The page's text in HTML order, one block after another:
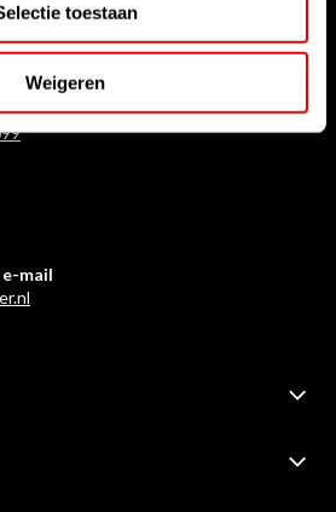
toestaan
Weigeren
helpen?
mail